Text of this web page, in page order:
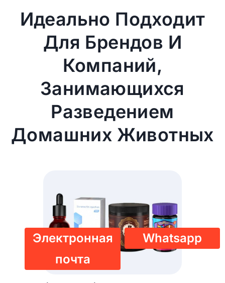
Идеально Подходит
Для Брендов И
Компаний,
Занимающихся
Разведением
Домашних Животных
Электронная
почта
Whatsapp